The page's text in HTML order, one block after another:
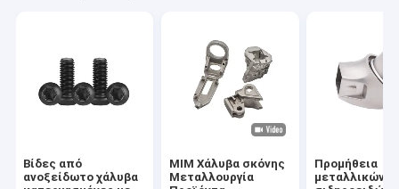
Βίδες από
ανοξείδωτο χάλυβα
MIM Χάλυβα σκόνης
Μεταλλουργία
Προμήθεια
μεταλλικών